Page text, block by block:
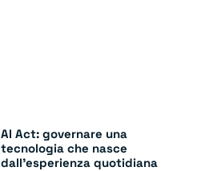
AI Act: governare una
tecnologia che nasce
dall’esperienza quotidiana